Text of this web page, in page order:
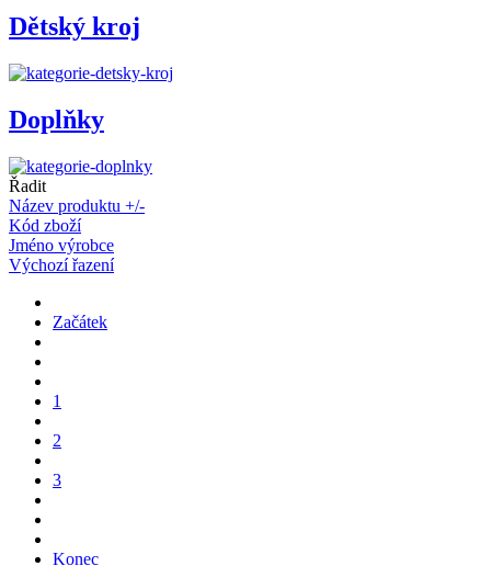
Dětský kroj
Doplňky
Řadit
Název produktu +/-
Kód zboží
Jméno výrobce
Výchozí řazení
Začátek
1
2
3
Konec